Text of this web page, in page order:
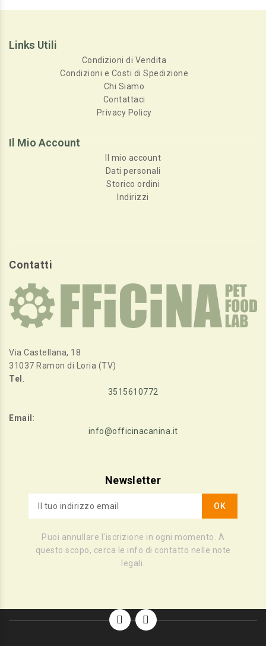
Links Utili
Condizioni di Vendita
Condizioni e Costi di Spedizione
Chi Siamo
Contattaci
Privacy Policy
Il Mio Account
Il mio account
Dati personali
Storico ordini
Indirizzi
Contatti
Via Castellana, 18
31037 Ramon di Loria (TV)
Tel .
3515610772
Email :
info@officinacanina.it
Newsletter
Puoi annullare l'iscrizione in ogni momento. A
questo scopo, cerca le info di contatto nelle note
legali.